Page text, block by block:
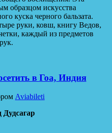
образцом искусства
куска черного бальзата.
руки, ковш, книгу Ведов,
каждый из предметов
в Гоа, Индия
Aviabileti
Дудсагар